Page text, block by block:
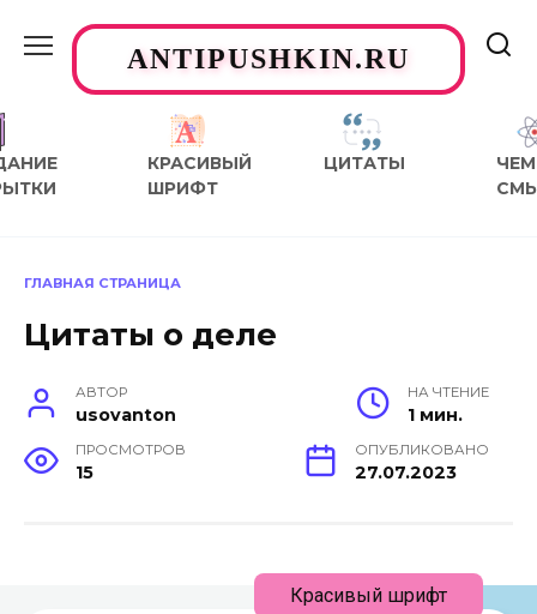
содержаниюANTIPUSHKIN.RU
КРАСИВЫЙ
ШРИФТ
ЦИТАТЫ
ЧЕМ
ГЛАВНАЯ СТРАНИЦА
Цитаты о деле
АВТОР
usovanton
НА ЧТЕНИЕ
1 мин.
ПРОСМОТРОВ
15
ОПУБЛИКОВАНО
27.07.2023
Красивый шрифт